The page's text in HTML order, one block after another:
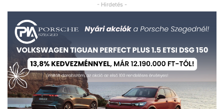
- Hirdetés -